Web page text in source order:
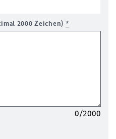
2000 Zeichen) *
0/2000